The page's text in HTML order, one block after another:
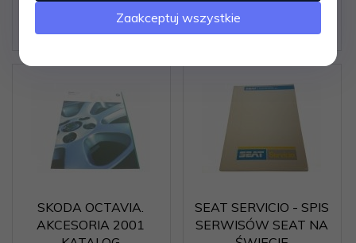
SKODA OCTAVIA.
AKCESORIA 2001
SEAT SERVICIO - SPIS
SERWISÓW SEAT NA
Zaakceptuj wszystkie